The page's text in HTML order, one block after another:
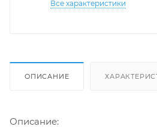
Все характеристики
ОПИСАНИЕ
Описание: